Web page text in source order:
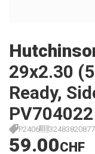
29x2.30
Ready,
PV704022
P2406
59.00CHF